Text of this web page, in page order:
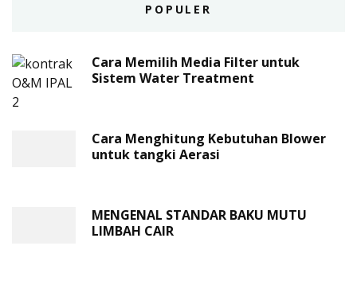
POPULER
Cara Memilih Media Filter untuk
Sistem Water Treatment
Cara Menghitung Kebutuhan Blower
untuk tangki Aerasi
MENGENAL STANDAR BAKU MUTU
LIMBAH CAIR